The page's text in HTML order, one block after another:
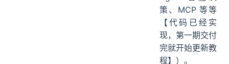
策、MCP 等等
【代码已经实
现，第一期交付
完就开始更新教
程】）。